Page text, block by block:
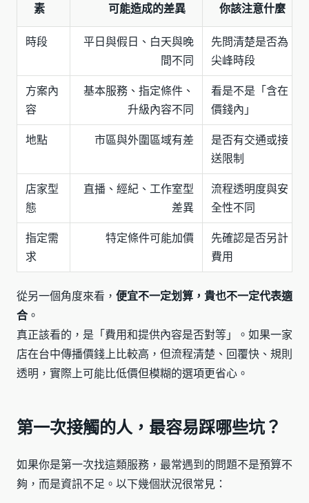
素
可能造成的差異 你該注意什麼
時段
平日與假日、白天與晚
間不同
先問清楚是否為
尖峰時段
方案內
容
基本服務、指定條件、
升級內容不同
看是不是「含在
價錢內」
地點
市區與外圍區域有差
是否有交通或接
送限制
店家型
態
直播、經紀、工作室型
差異
流程透明度與安
全性不同
指定需
求
特定條件可能加價
先確認是否另計
費用
從另一個角度來看， 便宜不一定划算，貴也不一定代表適
合 。
真正該看的，是「費用和提供內容是否對等」。如果一家
店在台中傳播價錢上比較高，但流程清楚、回覆快、規則
透明，實際上可能比低價但模糊的選項更省心。
第一次接觸的人，最容易踩哪些坑？
如果你是第一次找這類服務，最常遇到的問題不是預算不
夠，而是資訊不足。以下幾個狀況很常見：